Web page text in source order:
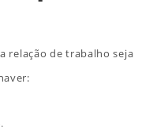
relação de trabalho seja